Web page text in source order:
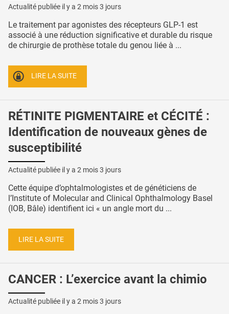
Actualité publiée il y a 2 mois 3 jours
Le traitement par agonistes des récepteurs GLP-1 est
associé à une réduction significative et durable du risque
de chirurgie de prothèse totale du genou liée à ...
LIRE LA SUITE
RÉTINITE PIGMENTAIRE et CÉCITÉ :
Identification de nouveaux gènes de
susceptibilité
Actualité publiée il y a 2 mois 3 jours
Cette équipe d’ophtalmologistes et de généticiens de
l’Institute of Molecular and Clinical Ophthalmology Basel
(IOB, Bâle) identifient ici « un angle mort du ...
LIRE LA SUITE
CANCER : L’exercice avant la chimio
Actualité publiée il y a 2 mois 3 jours